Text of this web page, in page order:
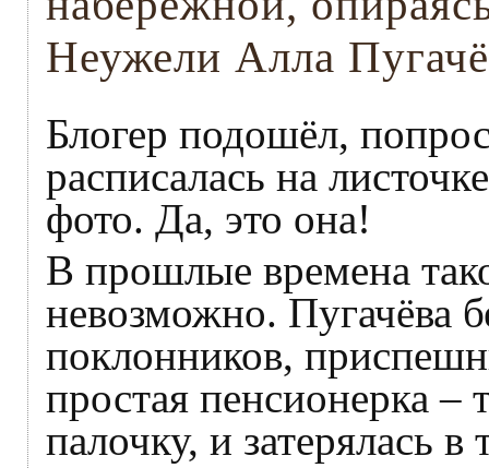
Неужели Алла
Блогер подошёл,
расписалась на
фото. Да, это она!
В прошлые времена
невозможно. Пугачёва
поклонников,
простая пенсионерка –
палочку, и затерялась в